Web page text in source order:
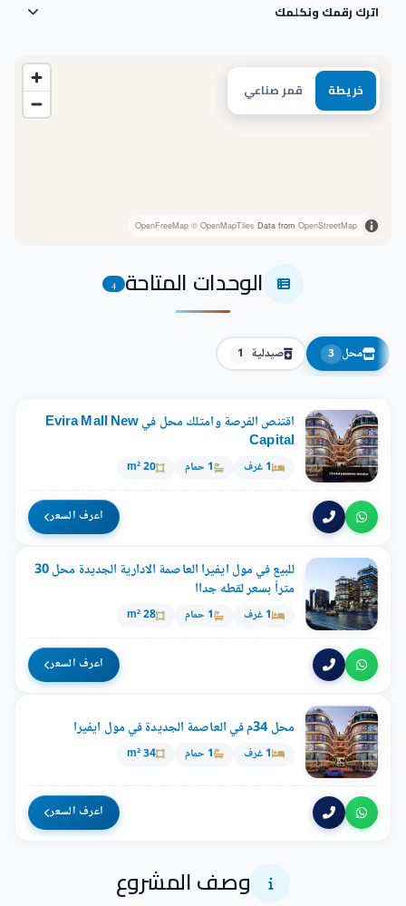
خريطة قمر صناعي
OpenFreeMap © OpenMapTiles Data from OpenStreetMap
اترك رقمك ونكلمك
الوحدات المتاحة 4
محل 3 صيدلية 1
اقتنص الفرصة وامتلك محل في Evira Mall New
Capital
1 غرف 1 حمام 20 m²
اعرف السعر
للبيع في مول ايفيرا العاصمة الادارية الجديدة محل 30
متراً بسعر لقطه جداا
1 غرف 1 حمام 28 m²
اعرف السعر
محل 34م في العاصمة الجديدة في مول ايفيرا
1 غرف 1 حمام 34 m²
اعرف السعر
وصف المشروع